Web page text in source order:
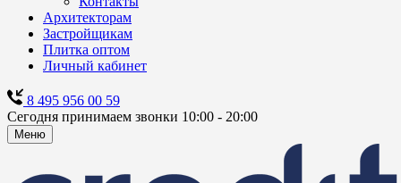
Архитекторам
Застройщикам
Плитка оптом
Личный кабинет
8 495 956 00 59
Сегодня принимаем звонки 10:00 - 20:00
Меню